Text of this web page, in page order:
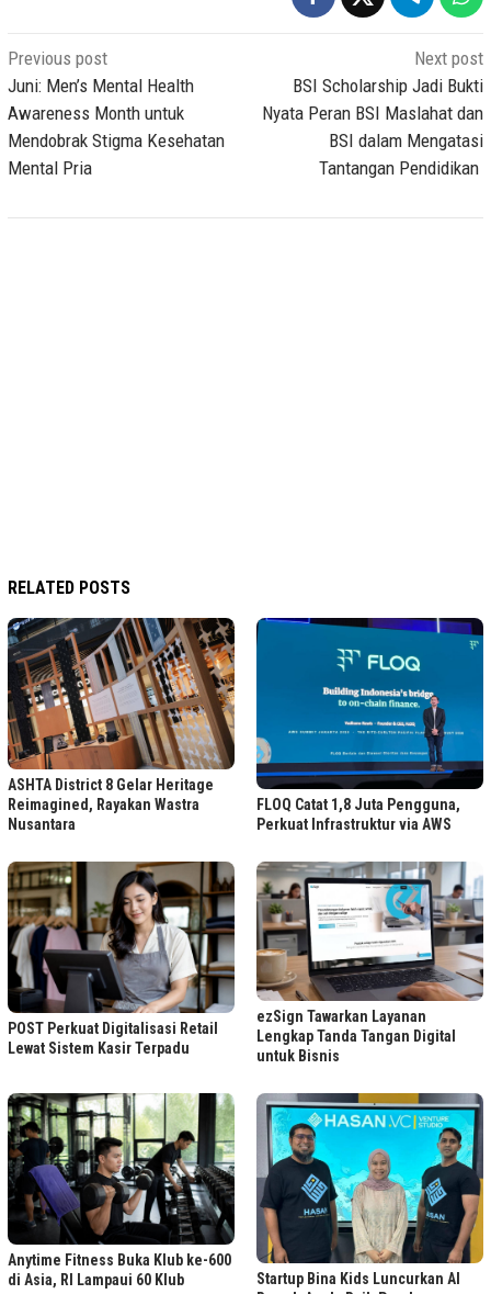
Post
navigation
Previous post
Juni: Men’s Mental Health
Awareness Month untuk
Mendobrak Stigma Kesehatan
Mental Pria
Next post
BSI Scholarship Jadi Bukti
Nyata Peran BSI Maslahat dan
BSI dalam Mengatasi
Tantangan Pendidikan
RELATED POSTS
ASHTA District 8 Gelar Heritage
Reimagined, Rayakan Wastra
Nusantara
FLOQ Catat 1,8 Juta Pengguna,
Perkuat Infrastruktur via AWS
POST Perkuat Digitalisasi Retail
Lewat Sistem Kasir Terpadu
ezSign Tawarkan Layanan
Lengkap Tanda Tangan Digital
untuk Bisnis
Anytime Fitness Buka Klub ke-600
di Asia, RI Lampaui 60 Klub
Startup Bina Kids Luncurkan AI